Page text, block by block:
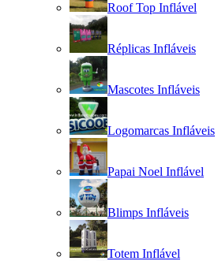
Roof Top Inflável
Réplicas Infláveis
Mascotes Infláveis
Logomarcas Infláveis
Papai Noel Inflável
Blimps Infláveis
Totem Inflável